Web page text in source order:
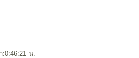
:0:46:21 น.